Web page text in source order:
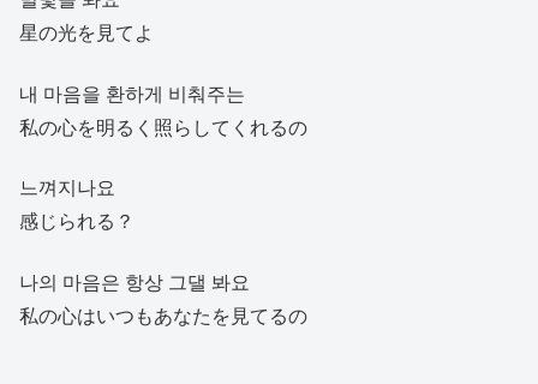
星の光を見てよ
내 마음을 환하게 비춰주는
私の心を明るく照らしてくれるの
느껴지나요
感じられる？
나의 마음은 항상 그댈 봐요
私の心はいつもあなたを見てるの